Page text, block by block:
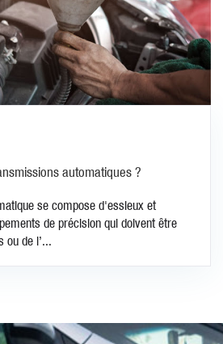
automatiques ?
se compose d'essieux et
de précision qui doivent être
ou de l’...